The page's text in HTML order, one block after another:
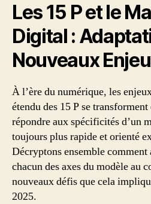
Les 15 P et le
Digital :
Nouveaux
À l’ère du numérique, les
étendu des 15 P se
répondre aux spécificités d’un
toujours plus rapide et orienté
Décryptons ensemble comment
chacun des axes du modèle au
nouveaux défis que cela
2025.